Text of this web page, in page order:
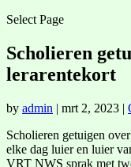
Select Page
Scholieren
lerarentekort
by admin | mrt 2, 2023 |
Scholieren getuigen
elke dag luier en luier
VRT NWS sprak met